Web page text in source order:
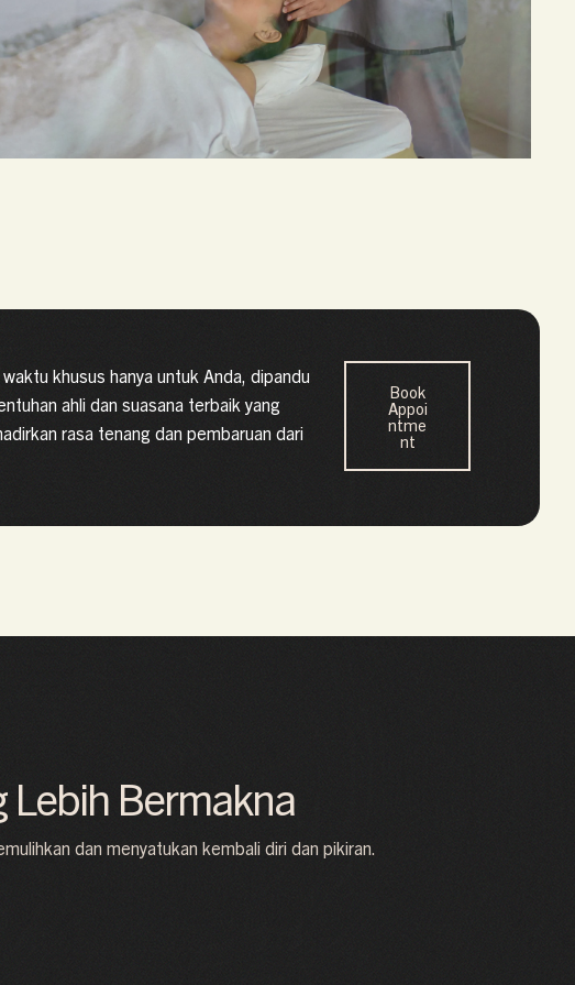
khusus hanya untuk Anda, dipandu
ahli dan suasana terbaik yang
rasa tenang dan pembaruan dari
Book
Appoi
ntme
nt
Lebih Bermakna
dan menyatukan kembali diri dan pikiran.